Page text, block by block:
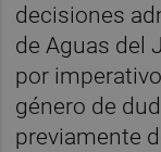
decisiones
de Aguas del
por
género de
previamente